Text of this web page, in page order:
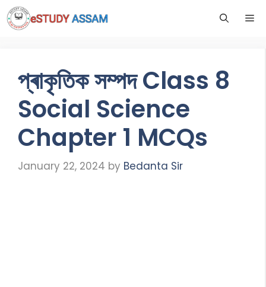
প্ৰাকৃতিক সম্পদ Class 8
Social Science
Chapter 1 MCQs
January 22, 2024 by Bedanta Sir